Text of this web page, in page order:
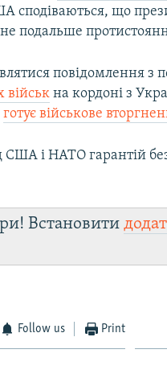
сподіваються, що
подальше
повідомлення з
військ на кордоні з
готує військове
США і НАТО гарантій
Встановити
Follow us Print